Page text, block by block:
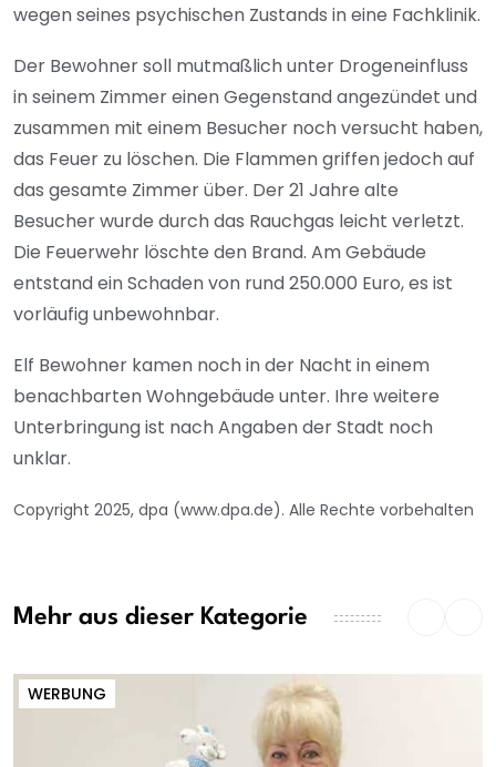
wegen seines psychischen Zustands in eine Fachklinik.
Der Bewohner soll mutmaßlich unter Drogeneinfluss
in seinem Zimmer einen Gegenstand angezündet und
zusammen mit einem Besucher noch versucht haben,
das Feuer zu löschen. Die Flammen griffen jedoch auf
das gesamte Zimmer über. Der 21 Jahre alte
Besucher wurde durch das Rauchgas leicht verletzt.
Die Feuerwehr löschte den Brand. Am Gebäude
entstand ein Schaden von rund 250.000 Euro, es ist
vorläufig unbewohnbar.
Elf Bewohner kamen noch in der Nacht in einem
benachbarten Wohngebäude unter. Ihre weitere
Unterbringung ist nach Angaben der Stadt noch
unklar.
Copyright 2025, dpa (www.dpa.de). Alle Rechte vorbehalten
Mehr aus dieser Kategorie
WERBUNG